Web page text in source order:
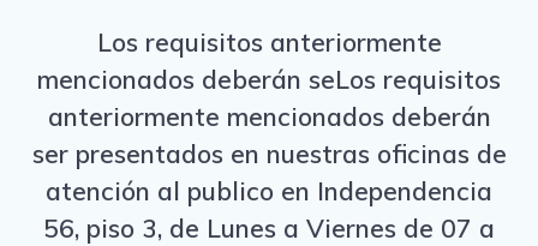
Los requisitos anteriormente
mencionados deberán seLos requisitos
anteriormente mencionados deberán
ser presentados en nuestras oficinas de
atención al publico en Independencia
56, piso 3, de Lunes a Viernes de 07 a